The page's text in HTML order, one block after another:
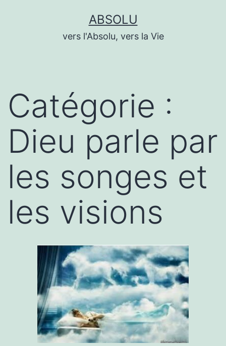
ABSOLU
vers l'Absolu, vers la Vie
Catégorie :
Dieu parle par
les songes et
les visions